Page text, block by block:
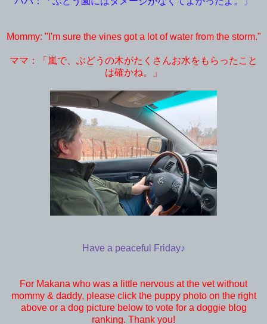
Mommy: "I'm sure the vines got a lot of water from the storm."
ママ：「嵐で、ぶどうの木がたくさんお水をもらったこと
は確かね。」
Have a peaceful Friday♪
For Makana who was a little nervous at the vet without
mommy & daddy, please click the puppy photo on the right
above or a dog picture below to vote for a doggie blog
ranking. Thank you!